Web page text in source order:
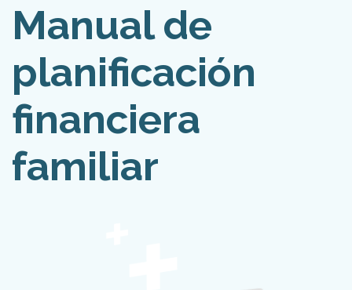
Manual de
planificación
financiera
familiar